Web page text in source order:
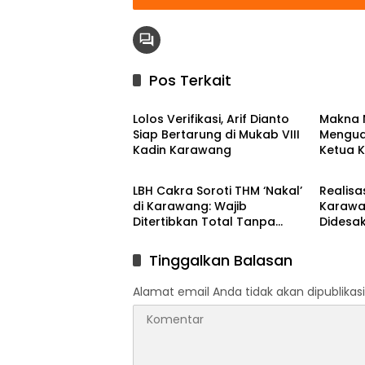
Pos Terkait
Berita
Lolos Verifikasi, Arif Dianto
Siap Bertarung di Mukab VIII
Kadin Karawang
Makna
Ketua
Berita
LBH Cakra Soroti THM ‘Nakal’
di Karawang: Wajib
Ditertibkan Total Tanpa
Berita
Tinggalkan Balasan
Alamat email Anda tidak akan